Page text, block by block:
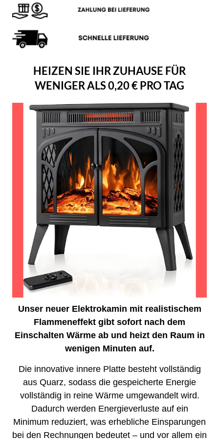
HEIZEN SIE IHR ZUHAUSE FÜR
WENIGER ALS 0,20 € PRO TAG
Unser neuer Elektrokamin mit realistischem
Flammeneffekt gibt sofort nach dem
Einschalten Wärme ab und heizt den Raum in
wenigen Minuten auf.
Die innovative innere Platte besteht vollständig
aus Quarz, sodass die gespeicherte Energie
vollständig in reine Wärme umgewandelt wird.
Dadurch werden Energieverluste auf ein
Minimum reduziert, was erhebliche Einsparungen
bei den Rechnungen bedeutet – und vor allem ein